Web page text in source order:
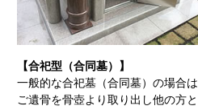
【合祀型（合同墓）】
一般的な合祀墓（合同墓）の場合は
ご遺骨を骨壺より取り出し他の方と